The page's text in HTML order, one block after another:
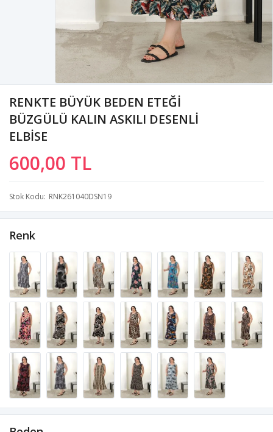
RENKTE BÜYÜK BEDEN ETEĞİ
BÜZGÜLÜ KALIN ASKILI DESENLİ
ELBİSE
600,00 TL
Stok Kodu RNK261040DSN19
Renk